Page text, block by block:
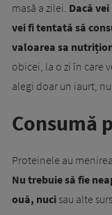
masă a zilei. Dacă
vei fi tentată să
valoarea sa
obicei, la o zi în care
alegi doar un iaurt,
Consumă
Proteinele au
Nu trebuie să fie
ouă, nucisau alte